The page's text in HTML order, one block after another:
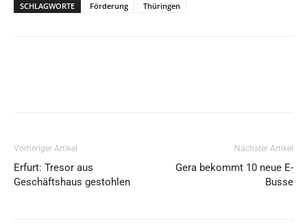
SCHLAGWORTE Förderung Thüringen
Vorheriger Artikel
Erfurt: Tresor aus
Geschäftshaus gestohlen
Nächster Artikel
Gera bekommt 10 neue E-
Busse